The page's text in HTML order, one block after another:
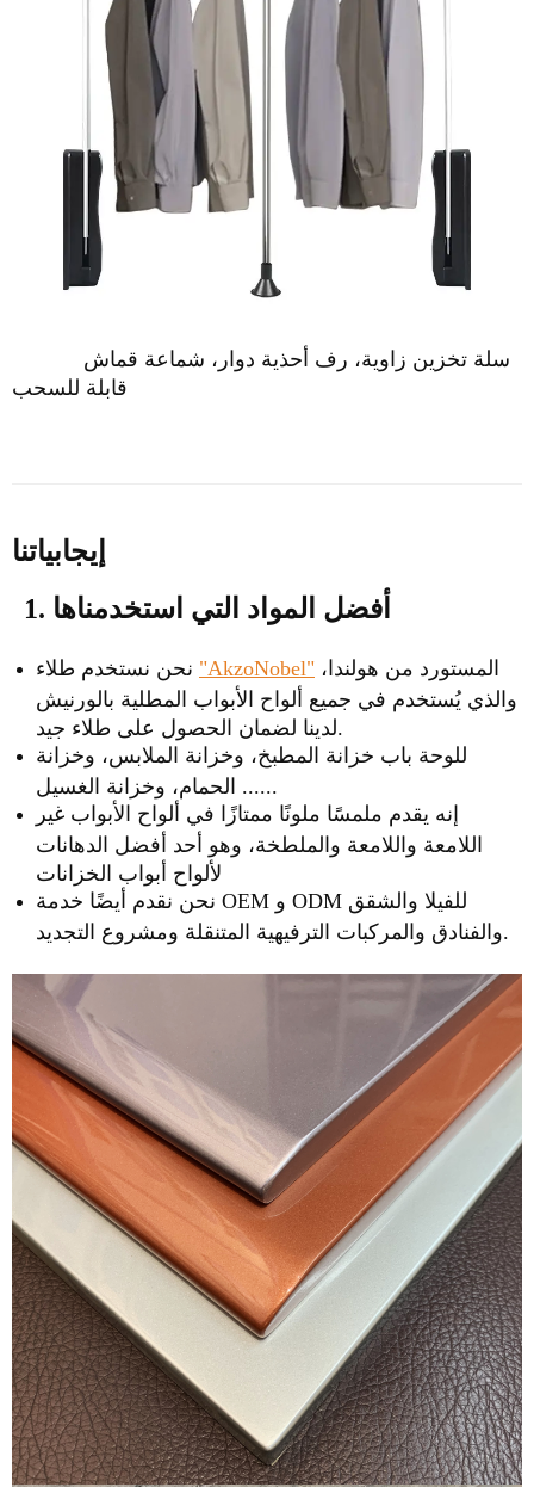
سلة تخزين زاوية، رف أحذية دوار، شماعة قماش
قابلة للسحب
إيجابياتنا
1. أفضل المواد التي استخدمناها
"AkzoNobel"
والذي يُستخدم في جميع ألواح الأبواب المطلية بالورنيش
للوحة باب خزانة المطبخ، وخزانة الملابس، وخزانة
إنه يقدم ملمسًا ملونًا ممتازًا في ألواح الأبواب غير
اللامعة واللامعة والملطخة، وهو أحد أفضل الدهانات
لألواح أبواب الخزانات
نحن نقدم أيضًا خدمة OEM و ODM للفيلا والشقق